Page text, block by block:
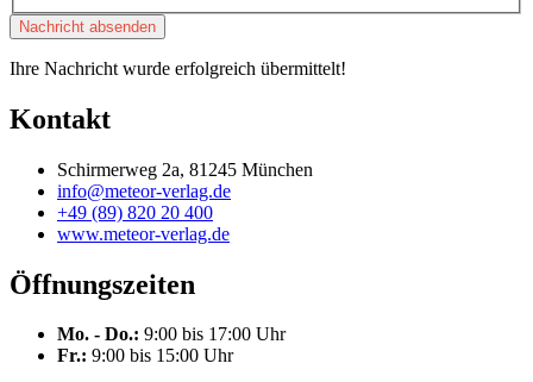
Nachricht absenden
Ihre Nachricht wurde erfolgreich übermittelt!
Kontakt
Schirmerweg 2a, 81245 München
info@meteor-verlag.de
+49 (89) 820 20 400
www.meteor-verlag.de
Öffnungszeiten
Mo. - Do.: 9:00 bis 17:00 Uhr
Fr.: 9:00 bis 15:00 Uhr